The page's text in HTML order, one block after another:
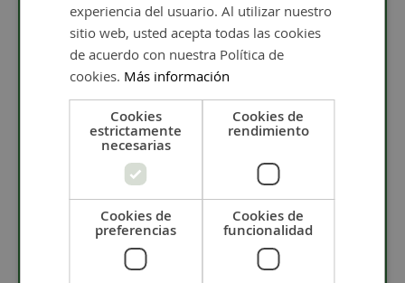
¿Qué es el Zamak?
El zamak es un material muy duro y con alta
resistencia. Es una aleación compuesta de zinc,
aluminio, cobre y magnesio.
Debido a sus
propiedades de dureza, resistencia a la corrosión y a
la suciedad es muy utilizado en bisutería, como
colgantes, bolas, cierres, charms, etc...
Para saber cómo cuidar el zamak te invitamos a que
leas el post"Como cuidar tu bisuteria"
Puedes limpiar el zamak con la
gamuza limpia
experiencia del usuario. Al utilizar nuestro
sitio web, usted acepta todas las cookies
de acuerdo con nuestra Política de
cookies. Más información
Cookies
estrictamente
necesarias
Cookies de
rendimiento
Cookies de
preferencias
Cookies de
funcionalidad